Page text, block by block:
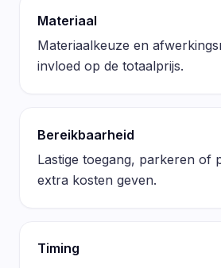
Materiaal
Materiaalkeuze en
invloed op de totaalprijs.
Bereikbaarheid
Lastige toegang, parkeren of
extra kosten geven.
Timing